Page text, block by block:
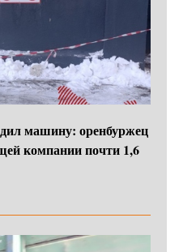
машину: оренбуржец
компании почти 1,6